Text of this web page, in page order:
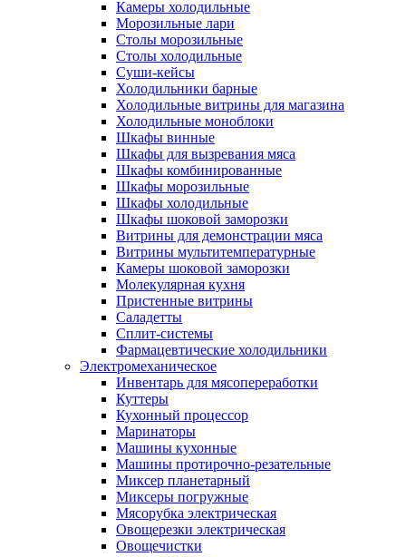
Камеры холодильные
Морозильные лари
Столы морозильные
Столы холодильные
Суши-кейсы
Холодильники барные
Холодильные витрины для магазина
Холодильные моноблоки
Шкафы винные
Шкафы для вызревания мяса
Шкафы комбинированные
Шкафы морозильные
Шкафы холодильные
Шкафы шоковой заморозки
Витрины для демонстрации мяса
Витрины мультитемпературные
Камеры шоковой заморозки
Молекулярная кухня
Пристенные витрины
Саладетты
Сплит-системы
Фармацевтические холодильники
Электромеханическое
Инвентарь для мясопереработки
Куттеры
Кухонный процессор
Маринаторы
Машины кухонные
Машины протирочно-резательные
Миксер планетарный
Миксеры погружные
Мясорубка электрическая
Овощерезки электрическая
Овощечистки